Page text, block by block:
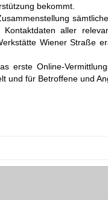
bekommt.
aller
Wiener Straße
erste Online-
und für Betroffene und